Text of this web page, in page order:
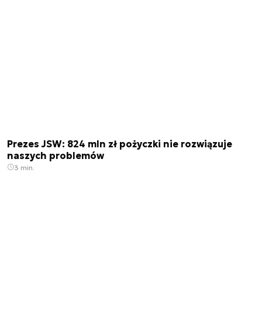
Prezes JSW: 824 mln zł pożyczki nie rozwiązuje
naszych problemów
3 min.